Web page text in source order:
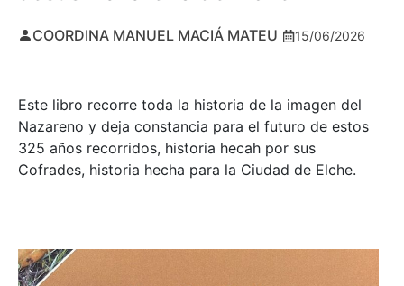
COORDINA MANUEL MACIÁ MATEU 15/06/2026
Este libro recorre toda la historia de la imagen del
Nazareno y deja constancia para el futuro de estos
325 años recorridos, historia hecah por sus
Cofrades, historia hecha para la Ciudad de Elche.